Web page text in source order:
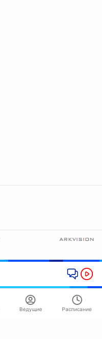
Ведущие Расписание